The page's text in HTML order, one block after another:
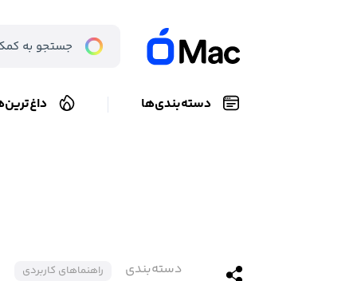
دسته‌بندی‌ها
دسته‌بندی راهنماهای کاربردی